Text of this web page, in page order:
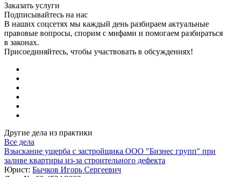
Заказать услуги
Подписывайтесь на нас
В наших соцсетях мы каждый день разбираем актуальные
правовые вопросы, спорим с мифами и помогаем разбираться
в законах.
Присоединяйтесь, чтобы участвовать в обсуждениях!
Другие дела из практики
Все дела
Взыскание ущерба с застройщика ООО "Бизнес групп" при
заливе квартиры из-за строительного дефекта
Юрист: Бычков Игорь Сергеевич